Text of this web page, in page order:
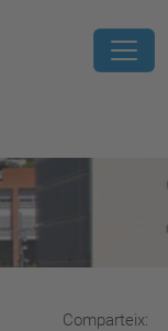
Comparteix: